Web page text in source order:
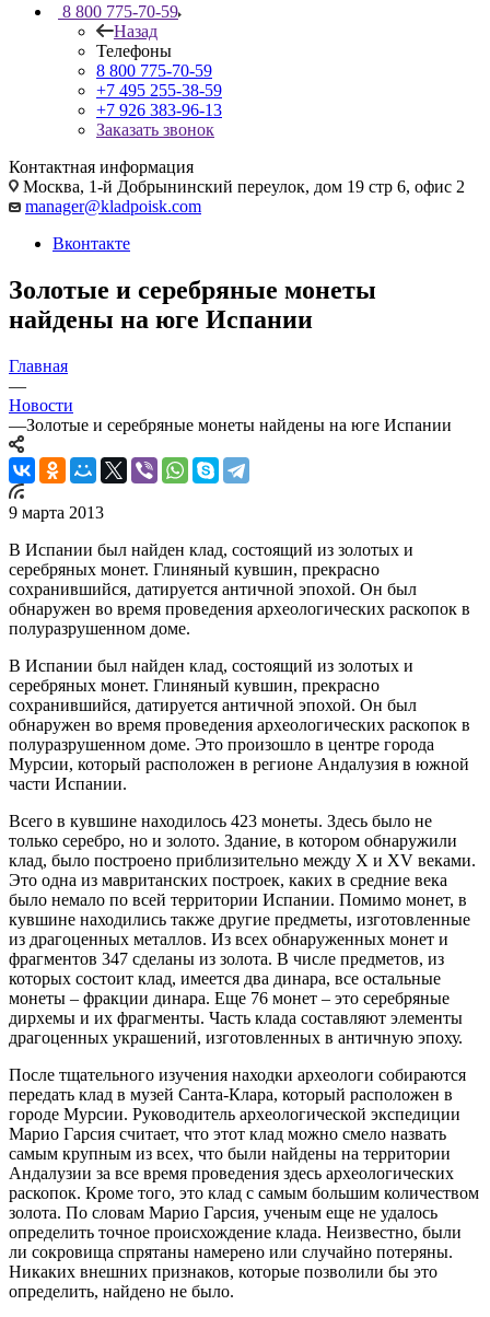
8 800 775-70-59
Назад
Телефоны
8 800 775-70-59
+7 495 255-38-59
+7 926 383-96-13
Заказать звонок
Контактная информация
Москва, 1-й Добрынинский переулок, дом 19 стр 6, офис 2
manager@kladpoisk.com
Вконтакте
Золотые и серебряные монеты
найдены на юге Испании
Главная
—
Новости
—Золотые и серебряные монеты найдены на юге Испании
9 марта 2013
В Испании был найден клад, состоящий из золотых и
серебряных монет. Глиняный кувшин, прекрасно
сохранившийся, датируется античной эпохой. Он был
обнаружен во время проведения археологических раскопок в
полуразрушенном доме.
В Испании был найден клад, состоящий из золотых и
серебряных монет. Глиняный кувшин, прекрасно
сохранившийся, датируется античной эпохой. Он был
обнаружен во время проведения археологических раскопок в
полуразрушенном доме. Это произошло в центре города
Мурсии, который расположен в регионе Андалузия в южной
части Испании.
Всего в кувшине находилось 423 монеты. Здесь было не
только серебро, но и золото. Здание, в котором обнаружили
клад, было построено приблизительно между X и XV веками.
Это одна из мавританских построек, каких в средние века
было немало по всей территории Испании. Помимо монет, в
кувшине находились также другие предметы, изготовленные
из драгоценных металлов. Из всех обнаруженных монет и
фрагментов 347 сделаны из золота. В числе предметов, из
которых состоит клад, имеется два динара, все остальные
монеты – фракции динара. Еще 76 монет – это серебряные
дирхемы и их фрагменты. Часть клада составляют элементы
драгоценных украшений, изготовленных в античную эпоху.
После тщательного изучения находки археологи собираются
передать клад в музей Санта-Клара, который расположен в
городе Мурсии. Руководитель археологической экспедиции
Марио Гарсия считает, что этот клад можно смело назвать
самым крупным из всех, что были найдены на территории
Андалузии за все время проведения здесь археологических
раскопок. Кроме того, это клад с самым большим количеством
золота. По словам Марио Гарсия, ученым еще не удалось
определить точное происхождение клада. Неизвестно, были
ли сокровища спрятаны намерено или случайно потеряны.
Никаких внешних признаков, которые позволили бы это
определить, найдено не было.